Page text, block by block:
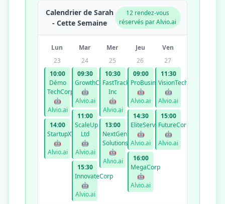
Calendrier de Sarah
- Cette Semaine
12 rendez-vous
réservés par Alvio.ai
Lun Mar Mer Jeu
Ven
23
10:00
Démo
TechCorp
🤖
Alvio.ai
14:00
StartupXYZ
🤖
Alvio.ai
24
09:30
GrowthCo
🤖
Alvio.ai
11:00
ScaleUp
Ltd
🤖
Alvio.ai
15:30
InnovateCorp
🤖
Alvio.ai
25
10:30
FastTrack
Inc
🤖
Alvio.ai
13:00
NextGen
Solutions
🤖
Alvio.ai
26
09:00
ProBusiness
🤖
Alvio.ai
14:30
EliteServices
🤖
Alvio.ai
16:00
MegaCorp
🤖
Alvio.ai
27
11:30
VisionTech
🤖
Alvio.ai
15:00
FutureCorp
🤖
Alvio.ai